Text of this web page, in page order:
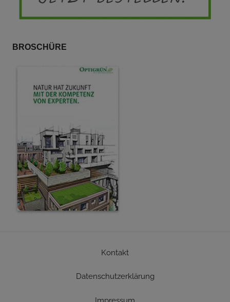
BROSCHÜRE
Kontakt
Datenschutzerklärung